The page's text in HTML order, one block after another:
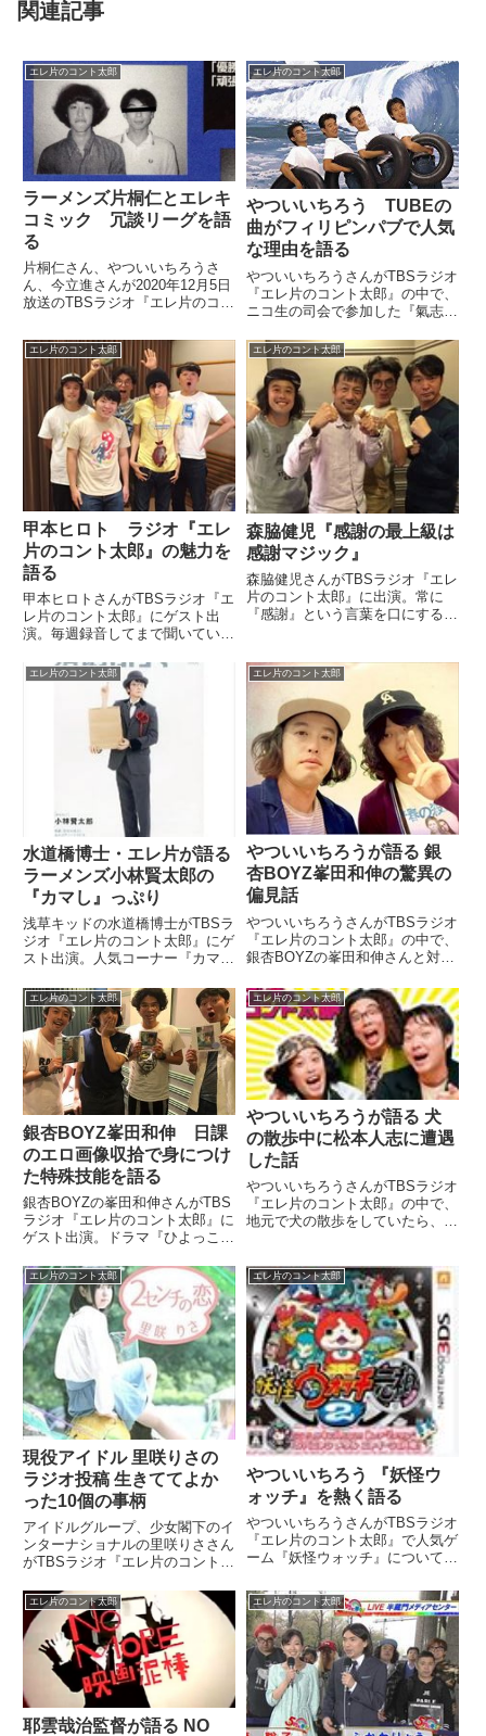
関連記事
エレ片のコント太郎
ラーメンズ片桐仁とエレキ
コミック 冗談リーグを語
る
片桐仁さん、やついいちろうさ
ん、今立進さんが2020年12月5日
放送のTBSラジオ『エレ片のコン
表した小林賢太郎さんについてト
ーク。大学時代のお笑い大学対抗
戦や冗談リーグの思い出を話して
いました。さっきの冗談リ...
エレ片のコント太郎
やついいちろう TUBEの
曲がフィリピンパブで人気
な理由を語る
やついいちろうさんがTBSラジオ
『エレ片のコント太郎』の中で、
ニコ生の司会で参加した『氣志團
んに聞いた、フィリピンパブで
TUBEの曲を歌うとモテる理由に
ついて、話していました。（やつ
いいちろう）メンバーが、だ...
エレ片のコント太郎
甲本ヒロト ラジオ『エレ
片のコント太郎』の魅力を
語る
甲本ヒロトさんがTBSラジオ『エ
レ片のコント太郎』にゲスト出
演。毎週録音してまで聞いている
した。（やついいちろう）いつ頃
から聞かれてるんですか？（甲本
ヒロト）もともとは『土曜日もや
ってる！』という感じで、聞け
エレ片のコント太郎
森脇健児『感謝の最上級は
感謝マジック』
森脇健児さんがTBSラジオ『エレ
片のコント太郎』に出演。常に
『感謝』という言葉を口にする森
ていました。【毎週土曜日放送】
今日はTBSラジオで深夜1時から
JUNKサタデー「エレ片のコ...
エレ片のコント太郎
水道橋博士・エレ片が語る
ラーメンズ小林賢太郎の
『カマし』っぷり
浅草キッドの水道橋博士がTBSラ
ジオ『エレ片のコント太郎』にゲ
スト出演。人気コーナー『カマ
太郎さんのカマしっぷりが話題に
上がりました。（やついいちろ
う）ラーメンズも出てきましたけ
ど。ラーメンズ、なんかカマした
こ...
エレ片のコント太郎
やついいちろうが語る 銀
杏BOYZ峯田和伸の驚異の
偏見話
やついいちろうさんがTBSラジオ
『エレ片のコント太郎』の中で、
銀杏BOYZの峯田和伸さんと対談
杏BOYZマネージャーの恋バナか
ら展開された偏見たっぷりの話を
語っています。昨日やついフェス
第3弾発表になりました。...
エレ片のコント太郎
銀杏BOYZ峯田和伸 日課
のエロ画像収拾で身につけ
た特殊技能を語る
銀杏BOYZの峯田和伸さんがTBS
ラジオ『エレ片のコント太郎』に
ゲスト出演。ドラマ『ひよっこ』
動報告、そしてその活動を通して
身につけた特殊技能について話し
ていました。【毎週土曜日放送】
今日はTBSラジオで深夜1...
エレ片のコント太郎
やついいちろうが語る 犬
の散歩中に松本人志に遭遇
した話
やついいちろうさんがTBSラジオ
『エレ片のコント太郎』の中で、
地元で犬の散歩をしていたら、ダ
いちろう）（中野の）左側は市役
所とかがあって。そっち側です。
（片桐仁）サンプラザと駅の間...
エレ片のコント太郎
現役アイドル 里咲りさの
ラジオ投稿 生きててよか
った10個の事柄
アイドルグループ、少女閣下のイ
ンターナショナルの里咲りささん
がTBSラジオ『エレ片のコント太
柄コーナーに投稿。自身のこれま
での人生を振り返っていました。
（やついいちろう）生きててよか
った10個の事柄。BGM ル...
エレ片のコント太郎
やついいちろう 『妖怪ウ
ォッチ』を熱く語る
やついいちろうさんがTBSラジオ
『エレ片のコント太郎』で人気ゲ
ーム『妖怪ウォッチ』について熱
（取材に行ったE3では）基本的
には戦争ものも多かったし。今
回、記事として、日本でもよくし
てくれているUBiソフトの人が
い...
エレ片のコント太郎
耶雲哉治監督が語る NO
エレ片のコント太郎